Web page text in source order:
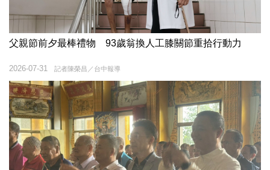
父親節前夕最棒禮物 93歲翁換人工膝關節重拾行動力
記者陳榮昌／台中報導
2026-07-31